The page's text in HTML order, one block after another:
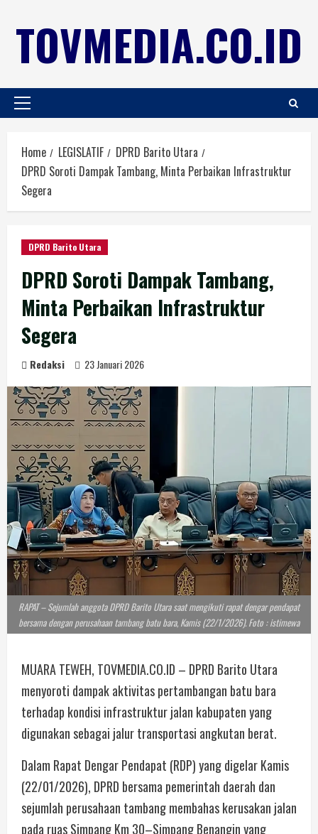
TOVMEDIA.CO.ID
Home LEGISLATIF
DPRD Barito Utara
DPRD Soroti Dampak Tambang, Minta Perbaikan Infrastruktur
Segera
DPRD Barito Utara
DPRD Soroti Dampak Tambang,
Minta Perbaikan Infrastruktur
Segera
Redaksi 23 Januari 2026
RAPAT – Sejumlah anggota DPRD Barito Utara saat mengikuti rapat dengar pendapat
bersama dengan perusahaan tambang batu bara, Kamis (22/1/2026). Foto : istimewa
MUARA TEWEH, TOVMEDIA.CO.ID – DPRD Barito Utara
menyoroti dampak aktivitas pertambangan batu bara
terhadap kondisi infrastruktur jalan kabupaten yang
digunakan sebagai jalur transportasi angkutan berat.
Dalam Rapat Dengar Pendapat (RDP) yang digelar Kamis
(22/01/2026), DPRD bersama pemerintah daerah dan
sejumlah perusahaan tambang membahas kerusakan jalan
pada ruas Simpang Km 30–Simpang Benangin yang